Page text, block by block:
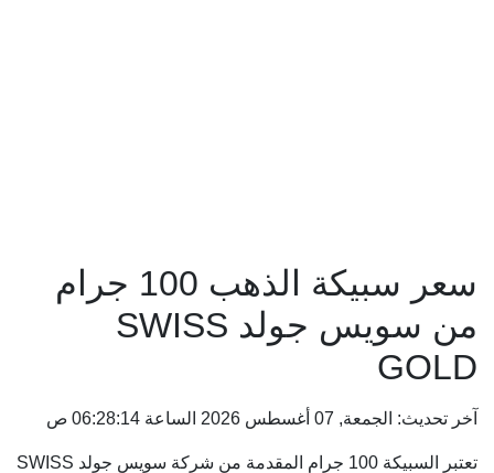
سعر سبيكة الذهب 100 جرام
من سويس جولد SWISS
GOLD
آخر تحديث: الجمعة, 07 أغسطس 2026 الساعة 06:28:14 ص
تعتبر السبيكة 100 جرام المقدمة من شركة سويس جولد SWISS